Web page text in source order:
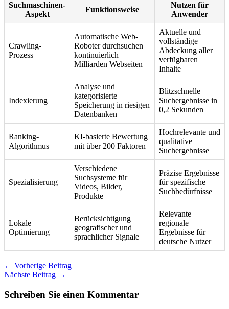
Suchmaschinen-
Aspekt
Funktionsweise
Nutzen für
Anwender
Crawling-
Prozess
Automatische Web-
Roboter durchsuchen
kontinuierlich
Milliarden Webseiten
Aktuelle und
vollständige
Abdeckung aller
verfügbaren
Inhalte
Indexierung
Analyse und
kategorisierte
Speicherung in riesigen
Datenbanken
Blitzschnelle
Suchergebnisse in
0,2 Sekunden
Ranking-
Algorithmus
KI-basierte Bewertung
mit über 200 Faktoren
Hochrelevante und
qualitative
Suchergebnisse
Spezialisierung
Verschiedene
Suchsysteme für
Videos, Bilder,
Produkte
Präzise Ergebnisse
für spezifische
Suchbedürfnisse
Lokale
Optimierung
Berücksichtigung
geografischer und
sprachlicher Signale
Relevante
regionale
Ergebnisse für
deutsche Nutzer
← Vorherige Beitrag
Nächste Beitrag →
Schreiben Sie einen Kommentar